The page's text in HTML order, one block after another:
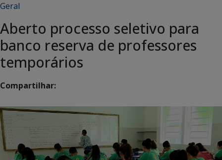
Geral
Aberto processo seletivo para
banco reserva de professores
temporários
Compartilhar: